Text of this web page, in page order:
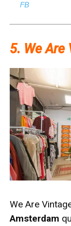
FB
5. We Are
We Are
Amsterdam